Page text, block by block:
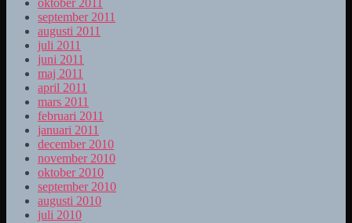
oktober 2011
september 2011
augusti 2011
juli 2011
juni 2011
maj 2011
april 2011
mars 2011
februari 2011
januari 2011
december 2010
november 2010
oktober 2010
september 2010
augusti 2010
juli 2010